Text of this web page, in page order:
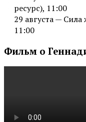
ресурс), 11:00
29 августа —
11:00
Фильм о